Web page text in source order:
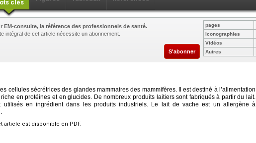
clés
EM-consulte, la référence des professionnels de santé.
intégral de cet article nécessite un abonnement.
S'abonner
pages
Iconographies
Vidéos
Autres
cellules sécrétrices des glandes mammaires des mammifères. Il est destiné à l’alimentation
en protéines et en glucides. De nombreux produits laitiers sont fabriqués à partir du lait.
utilisés en ingrédient dans les produits industriels. Le lait de vache est un allergène à
article est disponible en PDF.